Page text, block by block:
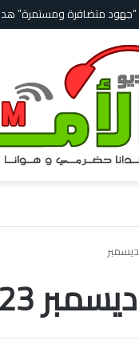
ديسمبر
ديسمبر 2023